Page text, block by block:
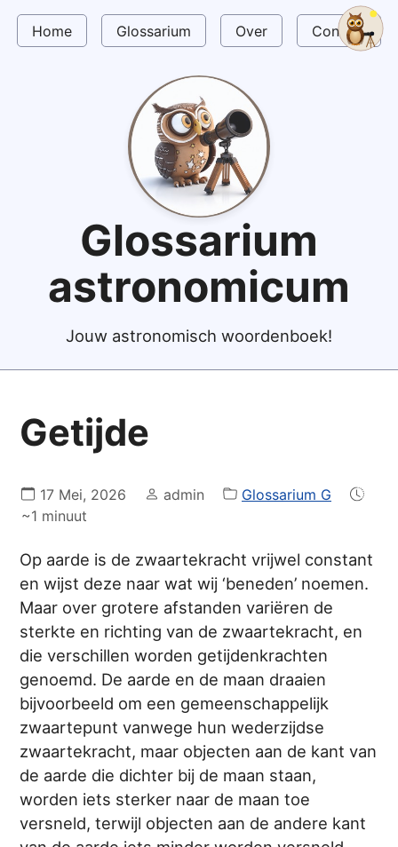
Home Glossarium Over Contact
Glossarium
astronomicum
Jouw astronomisch woordenboek!
Getijde
17 Mei, 2026 admin
Glossarium G
~1 minuut
Op aarde is de zwaartekracht vrijwel constant
en wijst deze naar wat wij ‘beneden’ noemen.
Maar over grotere afstanden variëren de
sterkte en richting van de zwaartekracht, en
die verschillen worden getijdenkrachten
genoemd. De aarde en de maan draaien
bijvoorbeeld om een gemeenschappelijk
zwaartepunt vanwege hun wederzijdse
zwaartekracht, maar objecten aan de kant van
de aarde die dichter bij de maan staan,
worden iets sterker naar de maan toe
versneld, terwijl objecten aan de andere kant